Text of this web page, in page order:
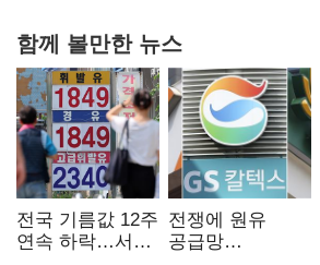
함께 볼만한 뉴스
전국 기름값 12주
연속 하락…서울
전쟁에 원유
공급망